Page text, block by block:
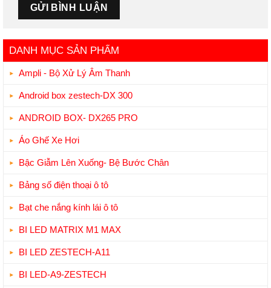
DANH MỤC SẢN PHẨM
Ampli - Bộ Xử Lý Âm Thanh
Android box zestech-DX 300
ANDROID BOX- DX265 PRO
Áo Ghế Xe Hơi
Bậc Giẫm Lên Xuống- Bệ Bước Chân
Bảng số điện thoại ô tô
Bạt che nắng kính lái ô tô
BI LED MATRIX M1 MAX
BI LED ZESTECH-A11
BI LED-A9-ZESTECH